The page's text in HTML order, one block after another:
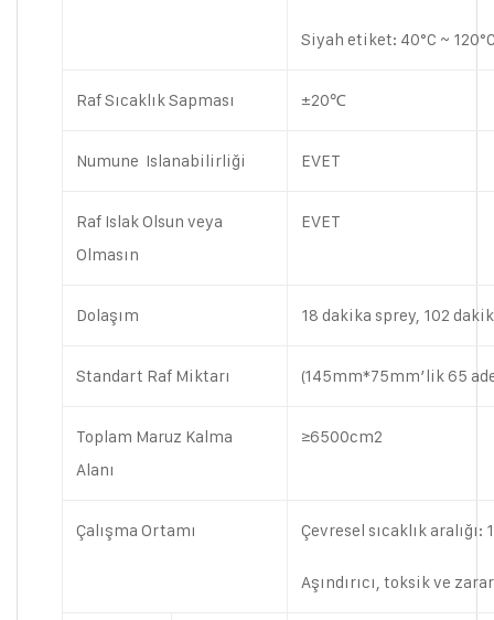
Siyah etiket: 40°C ~
Raf Sıcaklık Sapması ±20℃
Numune Islanabilirliği EVET
Raf Islak Olsun veya
Olmasın
EVET
Dolaşım 18 dakika sprey, 102
Standart Raf Miktarı (145mm*75mm’lik 65
Toplam Maruz Kalma
Alanı
≥6500cm2
Çalışma Ortamı Çevresel sıcaklık
Aşındırıcı, toksik ve